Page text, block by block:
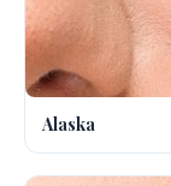
Alaska